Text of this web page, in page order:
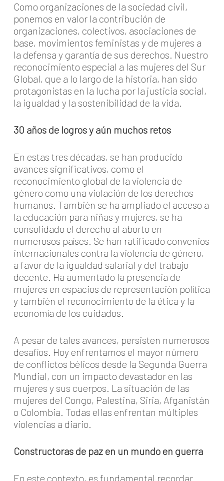
Como organizaciones de la sociedad civil,
ponemos en valor la contribución de
organizaciones, colectivos, asociaciones de
base, movimientos feministas y de mujeres a
la defensa y garantía de sus derechos. Nuestro
reconocimiento especial a las mujeres del Sur
Global, que a lo largo de la historia, han sido
protagonistas en la lucha por la justicia social,
la igualdad y la sostenibilidad de la vida.
30 años de logros y aún muchos retos
En estas tres décadas, se han producido
avances significativos, como el
reconocimiento global de la violencia de
género como una violación de los derechos
humanos. También se ha ampliado el acceso a
la educación para niñas y mujeres, se ha
consolidado el derecho al aborto en
numerosos países. Se han ratificado convenios
internacionales contra la violencia de género,
a favor de la igualdad salarial y del trabajo
decente. Ha aumentado la presencia de
mujeres en espacios de representación política
y también el reconocimiento de la ética y la
economía de los cuidados.
A pesar de tales avances, persisten numerosos
desafíos. Hoy enfrentamos el mayor número
de conflictos bélicos desde la Segunda Guerra
Mundial, con un impacto devastador en las
mujeres y sus cuerpos. La situación de las
mujeres del Congo, Palestina, Siria, Afganistán
o Colombia. Todas ellas enfrentan múltiples
violencias a diario.
Constructoras de paz en un mundo en guerra
En este contexto, es fundamental recordar